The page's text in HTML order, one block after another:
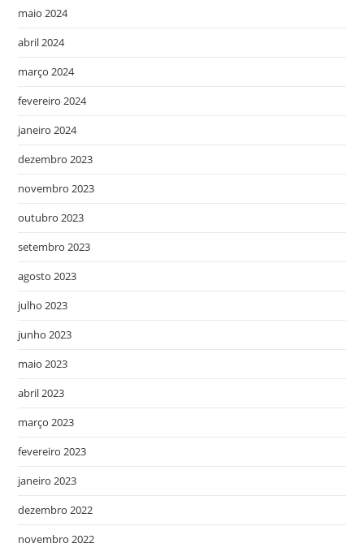
maio 2024
abril 2024
março 2024
fevereiro 2024
janeiro 2024
dezembro 2023
novembro 2023
outubro 2023
setembro 2023
agosto 2023
julho 2023
junho 2023
maio 2023
abril 2023
março 2023
fevereiro 2023
janeiro 2023
dezembro 2022
novembro 2022